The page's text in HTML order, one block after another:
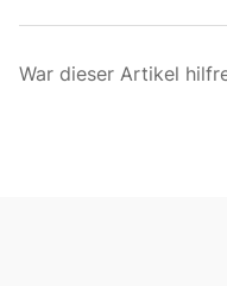
War dieser Artikel